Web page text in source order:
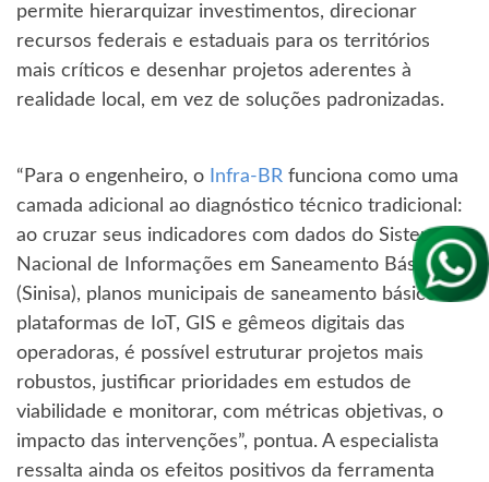
permite hierarquizar investimentos, direcionar
recursos federais e estaduais para os territórios
mais críticos e desenhar projetos aderentes à
realidade local, em vez de soluções padronizadas.
“Para o engenheiro, o Infra-BR funciona como uma
camada adicional ao diagnóstico técnico tradicional:
ao cruzar seus indicadores com dados do Sistema
Nacional de Informações em Saneamento Básico
(Sinisa), planos municipais de saneamento básico e
plataformas de IoT, GIS e gêmeos digitais das
operadoras, é possível estruturar projetos mais
robustos, justificar prioridades em estudos de
viabilidade e monitorar, com métricas objetivas, o
impacto das intervenções”, pontua. A especialista
ressalta ainda os efeitos positivos da ferramenta